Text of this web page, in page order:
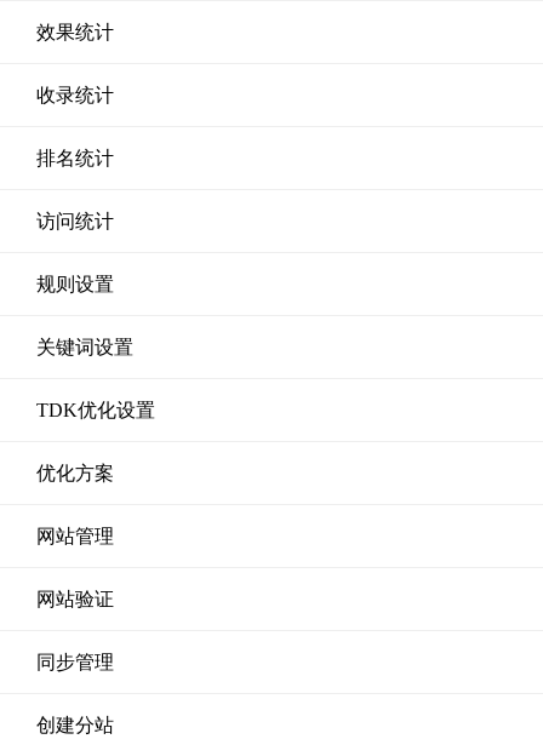
效果统计
收录统计
排名统计
访问统计
规则设置
关键词设置
TDK优化设置
优化方案
网站管理
网站验证
同步管理
创建分站